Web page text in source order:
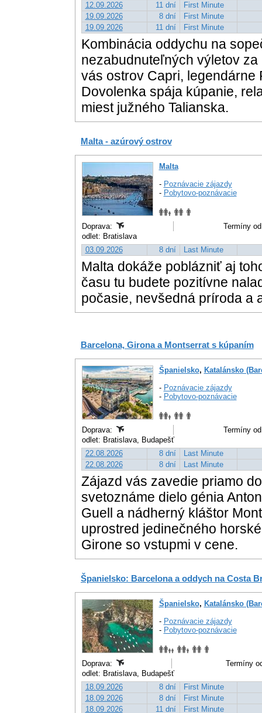
12.09.2026
11 dní
First Minute
19.09.2026
8 dní
First Minute
19.09.2026
11 dní First Minute
Kombinácia oddychu na
nezabudnuteľných výletov
vás ostrov Capri, legendárne
Dovolenka spája kúpanie,
miest južného Talianska.
Malta - azúrový ostrov
Malta
- Poznávacie zájazdy
- Pobytovo-poznávacie
Doprava:
Termíny
odlet: Bratislava
03.09.2026
8 dní Last Minute
Malta dokáže poblázniť aj
času tu budete pozitívne
počasie, nevšedná príroda a
Barcelona, Girona a Montserrat s kúpaním
Španielsko, Katalánsko
- Poznávacie zájazdy
- Pobytovo-poznávacie
Doprava:
Termíny
odlet: Bratislava, Budapešť
22.08.2026
8 dní
Last Minute
22.08.2026
8 dní Last Minute
Zájazd vás zavedie priamo
svetoznáme dielo génia
Guell a nádherný kláštor
uprostred jedinečného
Girone so vstupmi v cene.
Španielsko: Barcelona a oddych na Costa
Španielsko, Katalánsko
- Poznávacie zájazdy
- Pobytovo-poznávacie
Doprava:
Termíny
odlet: Bratislava, Budapešť
18.09.2026
8 dní
First Minute
18.09.2026
8 dní
First Minute
18.09.2026
11 dní First Minute